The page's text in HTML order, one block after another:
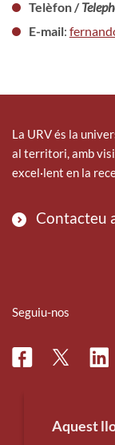
Telèfon /
E-mail:
La URV és la
al territori, amb
excel·lent en la
Contacteu
Seguiu-nos
FacebookTwitter
Aquest